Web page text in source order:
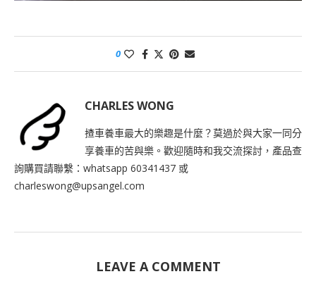
0
CHARLES WONG
揸車養車最大的樂趣是什麼？莫過於與大家一同分
享養車的苦與樂。歡迎隨時和我交流探討，產品查
詢購買請聯繫：whatsapp 60341437 或
charleswong@upsangel.com
LEAVE A COMMENT